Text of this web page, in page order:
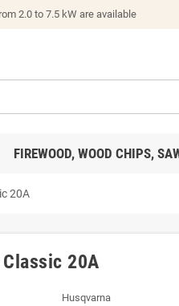
2.0 to 7.5 kW are available
FIREWOOD, WOOD CHIPS,
20A
20A
Husqvarna